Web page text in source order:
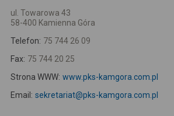
ul. Towarowa 43
58-400 Kamienna Góra
Telefon: 75 744 26 09
Fax: 75 744 20 25
Strona WWW: www.pks-kamgora.com.pl
Email: sekretariat@pks-kamgora.com.pl